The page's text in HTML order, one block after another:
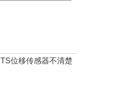
位移传感器不清楚